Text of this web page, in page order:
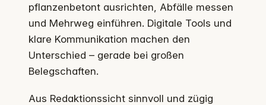
pflanzenbetont ausrichten, Abfälle messen
und Mehrweg einführen. Digitale Tools und
klare Kommunikation machen den
Unterschied – gerade bei großen
Belegschaften.
Aus Redaktionssicht sinnvoll und zügig